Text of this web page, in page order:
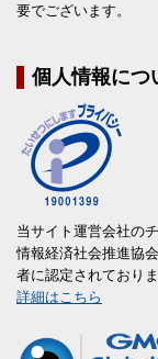
要でございます。
個人情報につ
当サイト運営会社の
情報経済社会推進協
者に認定されておりま
詳細はこちら